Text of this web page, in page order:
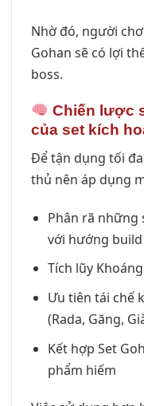
Nhờ đó, người
Gohan sẽ có lợi
boss.
Chiến lược
của set kích
Để tận dụng tối đa
thủ nên áp dụng
Phân rã những
với hướng build
Tích lũy
Ưu tiên tái chế
(Rada, Găng,
Kết hợp Set
phẩm hiếm